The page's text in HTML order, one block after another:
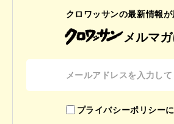
クロワッサンの最新情報
メルマ
プライバシーポリシー